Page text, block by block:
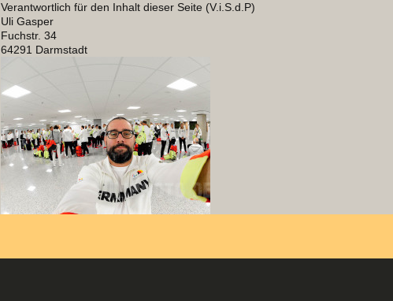
Verantwortlich für den Inhalt dieser Seite (V.i.S.d.P)
Uli Gasper
Fuchstr. 34
64291 Darmstadt